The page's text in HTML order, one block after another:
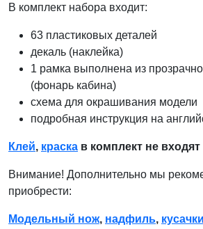
В комплект набора входит:
63 пластиковых деталей
декаль (наклейка)
1 рамка выполнена из
(фонарь кабина)
схема для окрашивания модели
подробная инструкция на
Клей, краска в комплект не входят
Внимание! Дополнительно мы
приобрести:
Модельный нож, надфиль, кусачки